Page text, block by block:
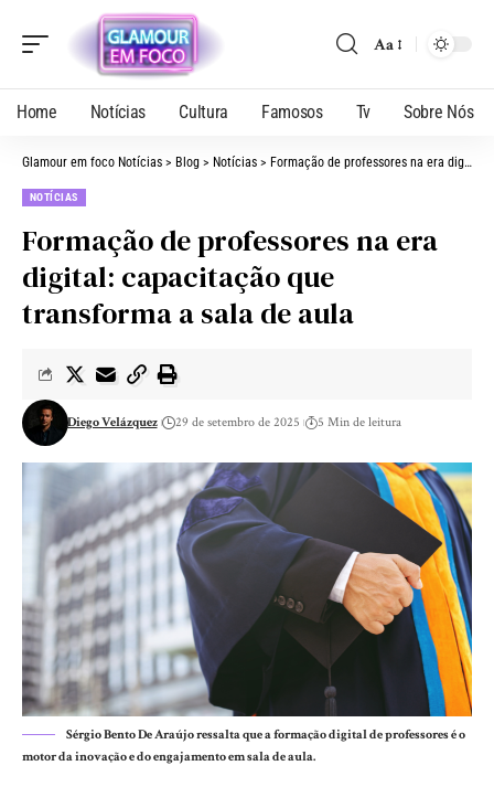
Aa
Home Notícias Cultura Famosos Tv Sobre Nós
Glamour em foco Notícias > Blog > Notícias > Formação de professores na era digital: capacitação que transforma a sala de aula
NOTÍCIAS
Formação de professores na era
digital: capacitação que
transforma a sala de aula
Diego Velázquez 29 de setembro de 2025 5 Min de leitura
Sérgio Bento De Araújo ressalta que a formação digital de professores é o
motor da inovação e do engajamento em sala de aula.